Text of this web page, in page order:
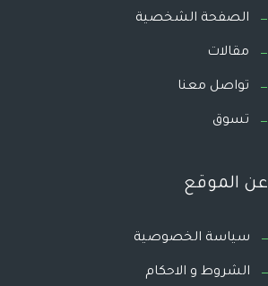
الصفحة الشخصية
مقالات
تواصل معنا
تسوق
عن الموقع
سياسة الخصوصية
الشروط و الاحكام